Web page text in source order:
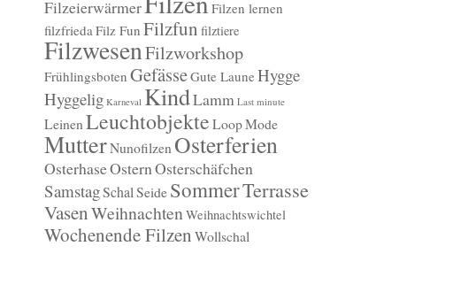
Filzeierwärmer
Filzen lernen
filzfriedaFilz Fun Filzfun filztiere
FilzwesenFilzworkshop
Frühlingsboten GefässeGute Laune Hygge
Hyggelig Karneval KindLamm Last minute
LeinenLeuchtobjekteLoopMode
MutterNunofilzen Osterferien
OsterhaseOsternOsterschäfchen
SamstagSchalSeideSommerTerrasse
VasenWeihnachtenWeihnachtswichtel
Wochenende FilzenWollschal